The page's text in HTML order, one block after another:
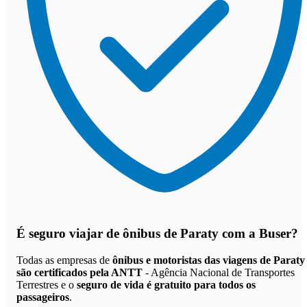
É seguro viajar de ônibus de Paraty com a Buser?
Todas as empresas de ônibus e motoristas das viagens de Paraty
são certificados pela ANTT - Agência Nacional de Transportes
Terrestres e o seguro de vida é gratuito para todos os
passageiros.